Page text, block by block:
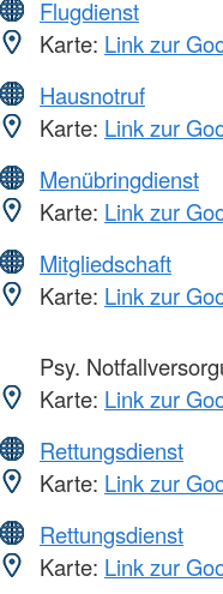
Flugdienst
Karte: Link zur
Hausnotruf
Karte: Link zur
Menübringdienst
Karte: Link zur
Mitgliedschaft
Karte: Link zur
Psy.
Karte: Link zur
Rettungsdienst
Karte: Link zur
Rettungsdienst
Karte: Link zur